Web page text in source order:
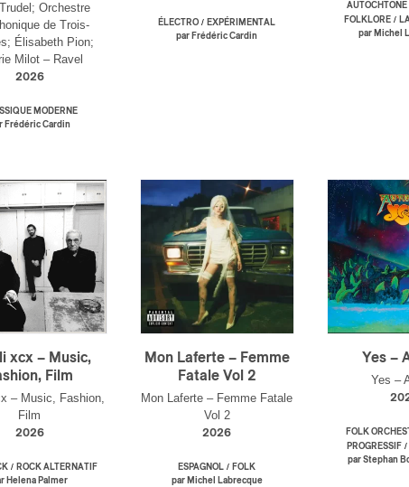
Orchestre
de Trois-
Élisabeth Pion;
Milot – Ravel
2026
MODERNE
Frédéric Cardin
ÉLECTRO / EXPÉRIMENTAL
par Frédéric Cardin
AUTOCHTONE
FOLKLORE/
par Michel
xcx – Music,
Film
– Music, Fashion,
Film
2026
/ ROCK ALTERNATIF
Helena Palmer
Mon Laferte – Femme
Fatale Vol 2
Mon Laferte – Femme Fatale
Vol 2
2026
ESPAGNOL / FOLK
par Michel Labrecque
Yes –
Yes –
FOLK
PROGRESSIF /
par Stephan